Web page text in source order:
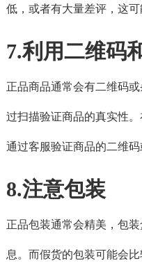
低，或者有大量差评，这可
7.利用二维码
正品商品通常会有二维码
过扫描验证商品的真实性
通过客服验证商品的二维码
8.注意包装
正品包装通常会精美，包
息。而假货的包装可能会